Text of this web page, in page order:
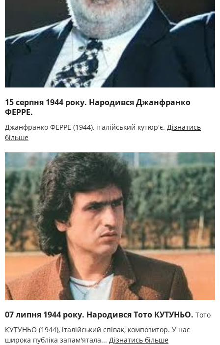
15 серпня 1944 року. Народився Джанфранко
ФЕРРЕ.
Джанфранко ФЕРРЕ (1944), італійський кутюр'є. Дізнатись
більше
07 липня 1944 року. Народився Тото КУТУНЬО. Тото
КУТУНЬО (1944), італійський співак, композитор. У нас
широка публіка запам'ятала... Дізнатись більше